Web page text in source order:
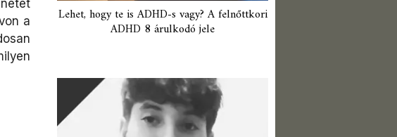
a
Lehet, hogy te is ADHD-s vagy? A felnőttkori
ADHD 8 árulkodó jele